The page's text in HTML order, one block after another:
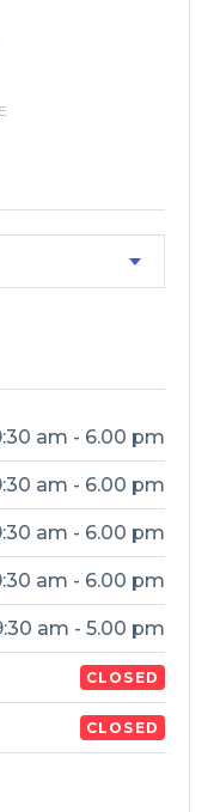
am - 6.00 pm
am - 6.00 pm
am - 6.00 pm
am - 6.00 pm
am - 5.00 pm
CLOSED
CLOSED